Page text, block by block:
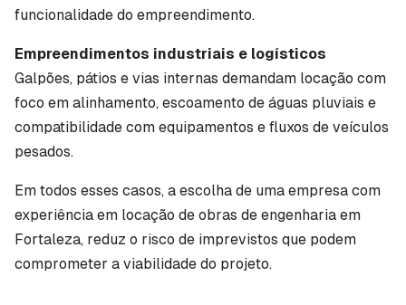
funcionalidade do empreendimento.
Empreendimentos industriais e logísticos
Galpões, pátios e vias internas demandam locação com
foco em alinhamento, escoamento de águas pluviais e
compatibilidade com equipamentos e fluxos de veículos
pesados.
Em todos esses casos, a escolha de uma empresa com
experiência em locação de obras de engenharia em
Fortaleza, reduz o risco de imprevistos que podem
comprometer a viabilidade do projeto.